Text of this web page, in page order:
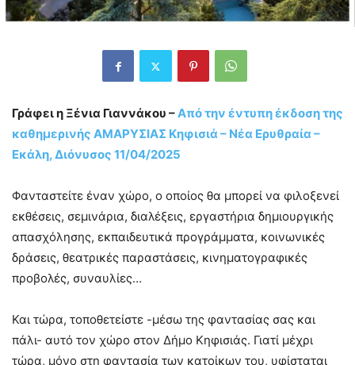
Γράφει η Ξένια Γιαννάκου –Από την έντυπη έκδοση της
καθημερινής ΑΜΑΡΥΣΙΑΣ Κηφισιά – Νέα Ερυθραία –
Εκάλη, Διόνυσος 11/04/2025
Φανταστείτε έναν χώρο, ο οποίος θα μπορεί να φιλοξενεί
εκθέσεις, σεμινάρια, διαλέξεις, εργαστήρια δημιουργικής
απασχόλησης, εκπαιδευτικά προγράμματα, κοινωνικές
δράσεις, θεατρικές παραστάσεις, κινηματογραφικές
προβολές, συναυλίες…
Και τώρα, τοποθετείστε -μέσω της φαντασίας σας και
πάλι- αυτό τον χώρο στον Δήμο Κηφισιάς. Γιατί μέχρι
τώρα, μόνο στη φαντασία των κατοίκων του, υφίσταται